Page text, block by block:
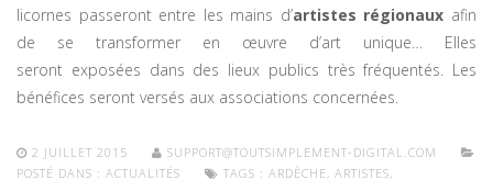
licornes passeront entre les mains d’artistes régionaux afin
de se transformer en œuvre d’art unique… Elles
seront exposées dans des lieux publics très fréquentés. Les
bénéfices seront versés aux associations concernées.
2 JUILLET 2015
SUPPORT@TOUTSIMPLEMENT-DIGITAL.COM
POSTÉ DANS : ACTUALITÉS TAGS : ARDÈCHE , ARTISTES,